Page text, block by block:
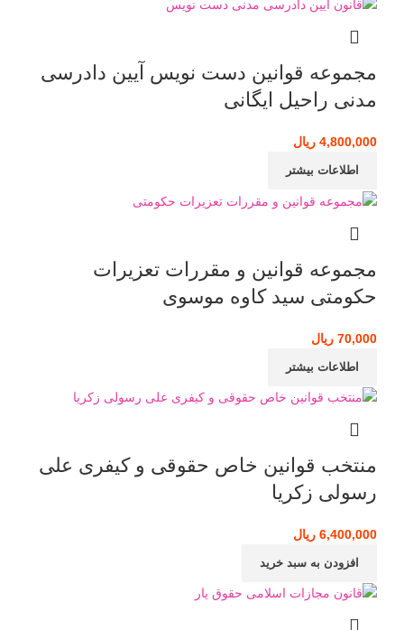
مجموعه قوانین دست نویس آیین دادرسی
مدنی راحیل ایگانی
4,800,000 ریال
اطلاعات بیشتر
مجموعه قوانین و مقررات تعزیرات
حکومتی سید کاوه موسوی
70,000 ریال
اطلاعات بیشتر
منتخب قوانین خاص حقوقی و کیفری علی
رسولی زکریا
6,400,000 ریال
افزودن به سبد خرید